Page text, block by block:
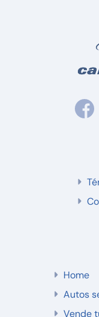
Home
Autos
Vende